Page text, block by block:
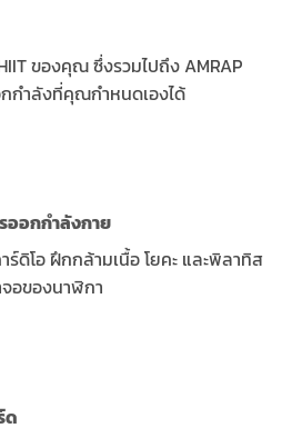
ของคุณ ซึ่งรวมไปถึง AMRAP
กกำลังที่คุณกำหนดเองได้
ออกกำลังกาย
ดิโอ ฝึกกล้ามเนื้อ โยคะ และพิลาทิส
อของนาฬิกา
ด